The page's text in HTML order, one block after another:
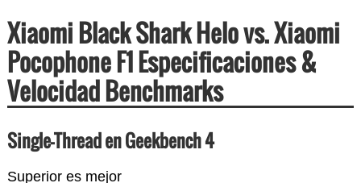
Xiaomi Black Shark Helo vs. Xiaomi
Pocophone F1 Especificaciones &
Velocidad Benchmarks
Single-Thread en Geekbench 4
Superior es mejor